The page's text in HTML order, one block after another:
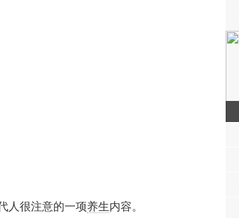
人很注意的一项养生内容。